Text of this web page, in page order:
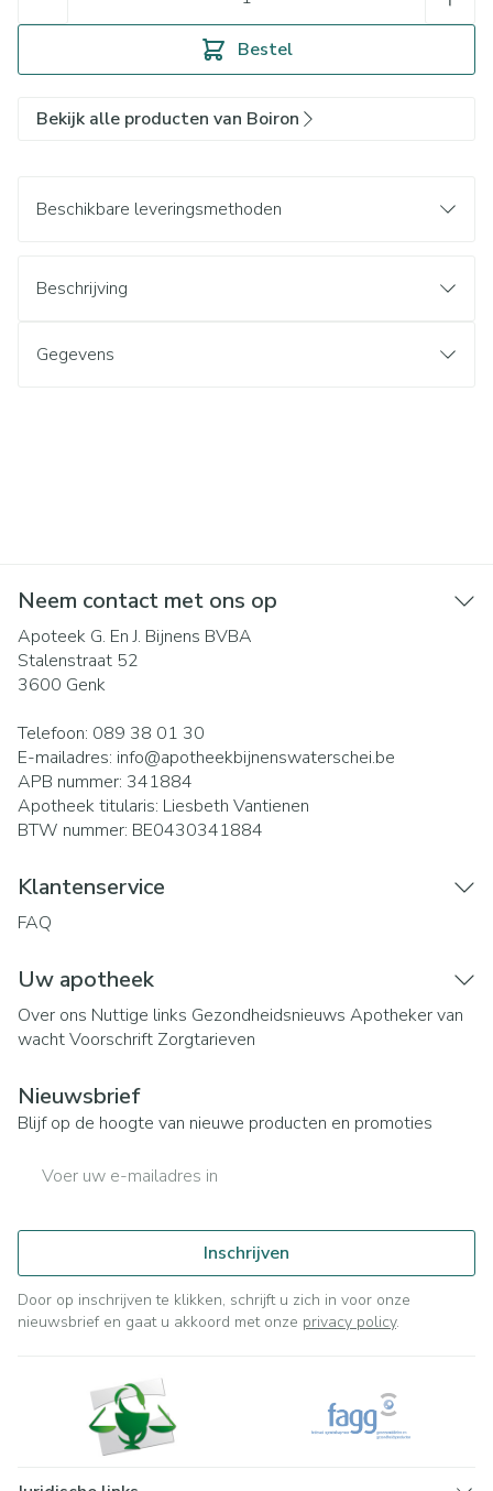
Bestel
Bekijk alle producten van Boiron
Beschikbare leveringsmethoden
Beschrijving
Gegevens
Neem contact met ons op
Apoteek G. En J. Bijnens BVBA
Stalenstraat 52
3600 Genk
Telefoon: 089 38 01 30
E-mailadres: info@apotheekbijnenswaterschei.be
APB nummer: 341884
Apotheek titularis: Liesbeth Vantienen
BTW nummer: BE0430341884
Klantenservice
FAQ
Uw apotheek
Over ons Nuttige links Gezondheidsnieuws Apotheker van
wachtVoorschrift Zorgtarieven
Nieuwsbrief
Blijf op de hoogte van nieuwe producten en promoties
Inschrijven
Door op inschrijven te klikken, schrijft u zich in voor onze
nieuwsbrief en gaat u akkoord met onze privacy policy.